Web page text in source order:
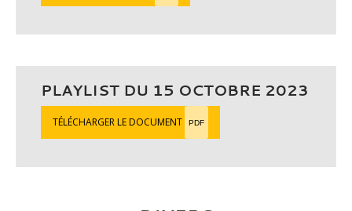
PLAYLIST DU 15 OCTOBRE 2023
TÉLÉCHARGER LE DOCUMENT PDF